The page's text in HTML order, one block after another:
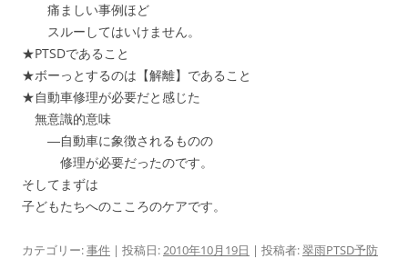
痛ましい事例ほど
スルーしてはいけません。
★PTSDであること
★ボーっとするのは【解離】であること
★自動車修理が必要だと感じた
無意識的意味
―自動車に象徴されるものの
修理が必要だったのです。
そしてまずは
子どもたちへのこころのケアです。
カテゴリー:事件 | 投稿日:2010年10月19日 | 投稿者:翠雨PTSD予防